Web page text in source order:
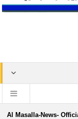
الشاطبيAl Masalla-News-